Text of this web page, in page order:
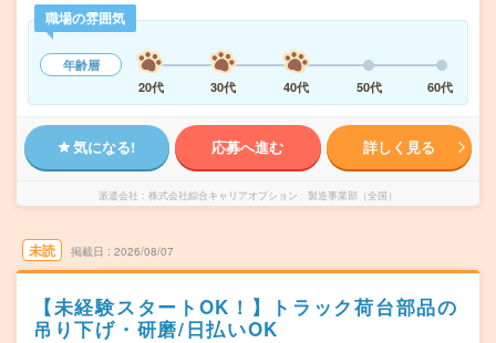
職場の雰囲気
年齢層
20代
30代 40代 50代 60代
気になる! 応募へ進む 詳しく見る
派遣会社 株式会社綜合キャリアオプション 製造事業部（全国）
未読 掲載日 2026/08/07
【未経験スタートOK！】トラック荷台部品の
吊り下げ・研磨/日払いOK